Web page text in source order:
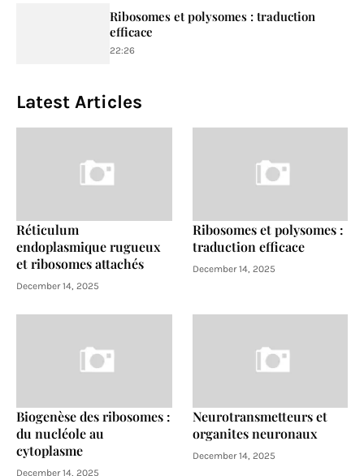
Ribosomes et polysomes : traduction
efficace
22:26
Latest Articles
Réticulum
endoplasmique rugueux
et ribosomes attachés
December 14, 2025
Ribosomes et polysomes :
traduction efficace
December 14, 2025
Biogenèse des ribosomes :
du nucléole au
cytoplasme
December 14, 2025
Neurotransmetteurs et
organites neuronaux
December 14, 2025